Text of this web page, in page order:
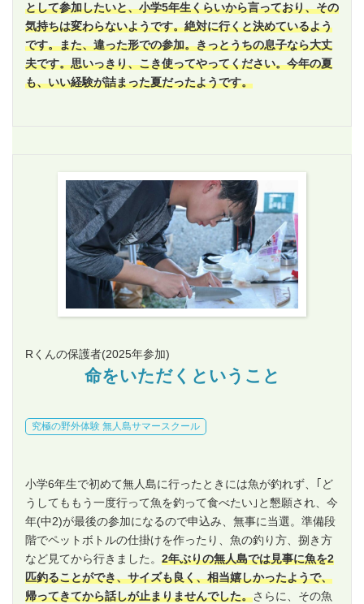
として参加したいと、小学5年生くらいから言っており、その
気持ちは変わらないようです。絶対に行くと決めているよう
です。また、違った形での参加。きっとうちの息子なら大丈
夫です。思いっきり、こき使ってやってください。今年の夏
も、いい経験が詰まった夏だったようです。
Rくんの保護者(2025年参加)
命をいただくということ
究極の野外体験 無人島サマースクール
小学6年生で初めて無人島に行ったときには魚が釣れず、｢ど
うしてももう一度行って魚を釣って食べたい｣と懇願され、今
年(中2)が最後の参加になるので申込み、無事に当選。準備段
階でペットボトルの仕掛けを作ったり、魚の釣り方、捌き方
など見てから行きました。 2年ぶりの無人島では見事に魚を2
匹釣ることができ、サイズも良く、相当嬉しかったようで、
帰ってきてから話しが止まりませんでした。さらに、その魚